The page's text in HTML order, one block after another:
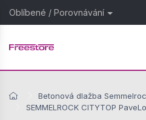
Oblíbené / Porovnávání
Betonová dlažba
SEMMELROCK CITYTOP